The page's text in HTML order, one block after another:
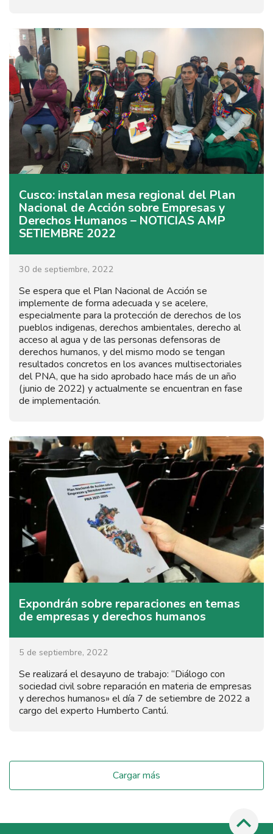
Cusco: instalan mesa regional del Plan
Nacional de Acción sobre Empresas y
Derechos Humanos – NOTICIAS AMP
SETIEMBRE 2022
30 de septiembre, 2022
Se espera que el Plan Nacional de Acción se
implemente de forma adecuada y se acelere,
especialmente para la protección de derechos de los
pueblos indigenas, derechos ambientales, derecho al
acceso al agua y de las personas defensoras de
derechos humanos, y del mismo modo se tengan
resultados concretos en los avances multisectoriales
del PNA, que ha sido aprobado hace más de un año
(junio de 2022) y actualmente se encuentran en fase
de implementación.
Expondrán sobre reparaciones en temas
de empresas y derechos humanos
5 de septiembre, 2022
Se realizará el desayuno de trabajo: “Diálogo con
sociedad civil sobre reparación en materia de empresas
y derechos humanos» el día 7 de setiembre de 2022 a
cargo del experto Humberto Cantú.
Cargar más